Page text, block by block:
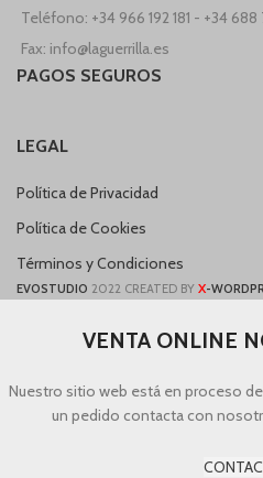
Teléfono: +34 966 192 181 - +34
Fax: info@laguerrilla.es
PAGOS SEGUROS
LEGAL
Política de Privacidad
Política de Cookies
Términos y Condiciones
EVOSTUDIO 2022 CREATED BY X-
VENTA ONLINE
Nuestro sitio web está en proceso
un pedido contacta con